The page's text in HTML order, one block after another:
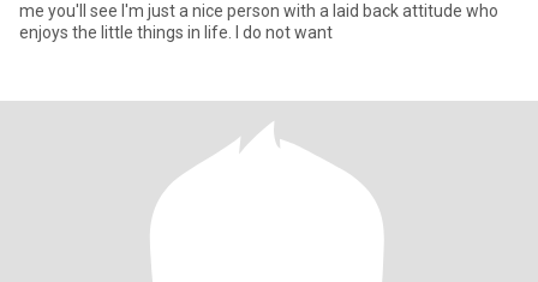
me you'll see I'm just a nice person with a laid back attitude who
enjoys the little things in life. I do not want